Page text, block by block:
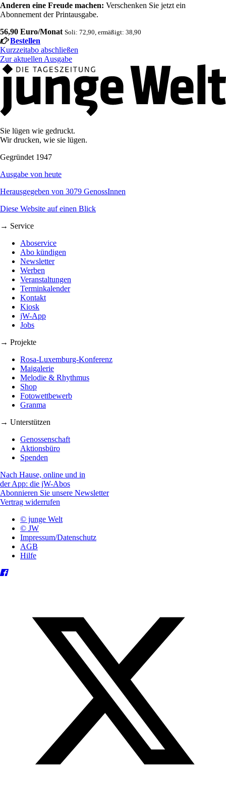
Anderen eine Freude machen: Verschenken Sie jetzt ein
Abonnement der Printausgabe.
56,90 Euro/Monat Soli: 72,90, ermäßigt: 38,90
Bestellen
Kurzzeitabo abschließen
Zur aktuellen Ausgabe
Sie lügen wie gedruckt.
Wir drucken, wie sie lügen.
Gegründet 1947
Ausgabe von heute
Herausgegeben von 3079 GenossInnen
Diese Website auf einen Blick
→ Service
Aboservice
Abo kündigen
Newsletter
Werben
Veranstaltungen
Terminkalender
Kontakt
Kiosk
jW-App
Jobs
→ Projekte
Rosa-Luxemburg-Konferenz
Maigalerie
Melodie & Rhythmus
Shop
Fotowettbewerb
Granma
→ Unterstützen
Genossenschaft
Aktionsbüro
Spenden
Nach Hause, online und in
der App: die jW-Abos
Abonnieren Sie unsere Newsletter
Vertrag widerrufen
© junge Welt
© JW
Impressum/Datenschutz
AGB
Hilfe